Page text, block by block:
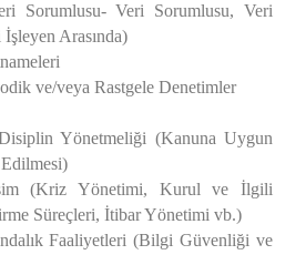
Sorumlusu- Veri Sorumlusu, Veri
Arasında)
ve/veya Rastgele Denetimler
Yönetmeliği (Kanuna Uygun
(Kriz Yönetimi, Kurul ve İlgili
Süreçleri, İtibar Yönetimi vb.)
Faaliyetleri (Bilgi Güvenliği ve